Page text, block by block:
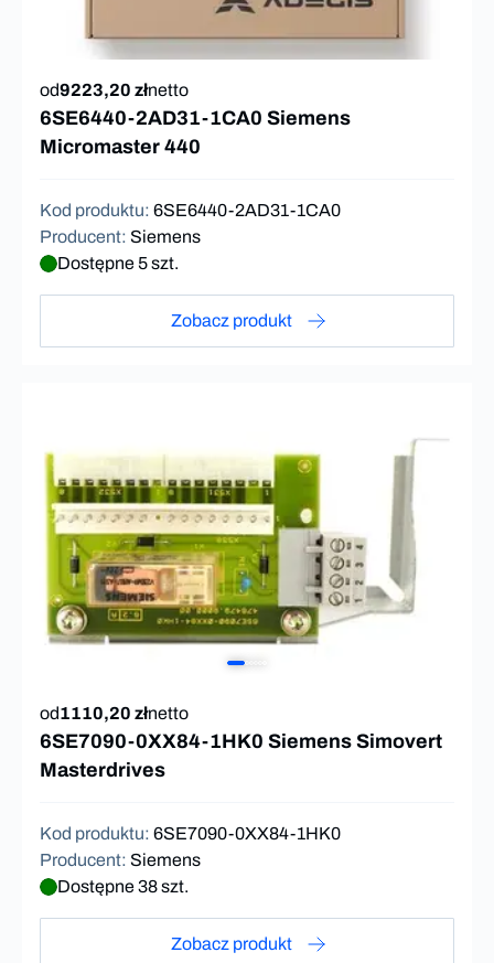
od9223,20 złnetto
6SE6440-2AD31-1CA0 Siemens
Micromaster 440
Kod produktu: 6SE6440-2AD31-1CA0
Producent: Siemens
Dostępne 5 szt.
Zobacz produkt
od1110,20 złnetto
6SE7090-0XX84-1HK0 Siemens Simovert
Masterdrives
Kod produktu: 6SE7090-0XX84-1HK0
Producent: Siemens
Dostępne 38 szt.
Zobacz produkt